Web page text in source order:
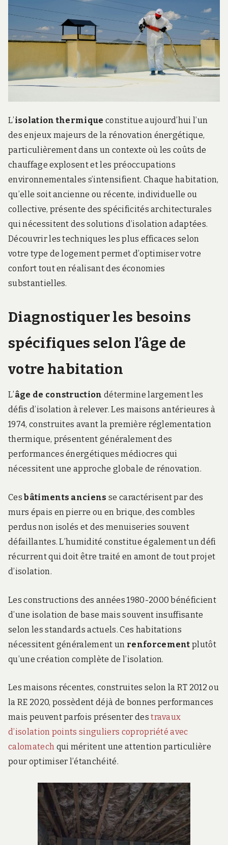
.
c
o
m
L’isolation thermique constitue aujourd’hui l’un
des enjeux majeurs de la rénovation énergétique,
particulièrement dans un contexte où les coûts de
chauffage explosent et les préoccupations
environnementales s’intensifient. Chaque habitation,
qu’elle soit ancienne ou récente, individuelle ou
collective, présente des spécificités architecturales
qui nécessitent des solutions d’isolation adaptées.
Découvrir les techniques les plus efficaces selon
votre type de logement permet d’optimiser votre
confort tout en réalisant des économies
substantielles.
Diagnostiquer les besoins
spécifiques selon l’âge de
votre habitation
L’âge de construction détermine largement les
défis d’isolation à relever. Les maisons antérieures à
1974, construites avant la première réglementation
thermique, présentent généralement des
performances énergétiques médiocres qui
nécessitent une approche globale de rénovation.
Cesbâtiments anciens se caractérisent par des
murs épais en pierre ou en brique, des combles
perdus non isolés et des menuiseries souvent
défaillantes. L’humidité constitue également un défi
récurrent qui doit être traité en amont de tout projet
d’isolation.
Les constructions des années 1980-2000 bénéficient
d’une isolation de base mais souvent insuffisante
selon les standards actuels. Ces habitations
nécessitent généralement un renforcement plutôt
qu’une création complète de l’isolation.
Les maisons récentes, construites selon la RT 2012 ou
la RE 2020, possèdent déjà de bonnes performances
mais peuvent parfois présenter destravaux
d’isolation points singuliers copropriété avec
calomatech qui méritent une attention particulière
pour optimiser l’étanchéité.